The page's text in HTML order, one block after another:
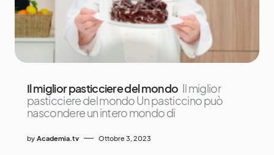
Il miglior pasticciere del mondo Il miglior
pasticciere del mondo Un pasticcino può
nascondere un intero mondo di
by Academia.tv Ottobre 3, 2023